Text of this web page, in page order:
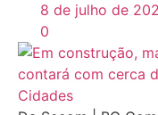
8 de julho de
0
Cidades